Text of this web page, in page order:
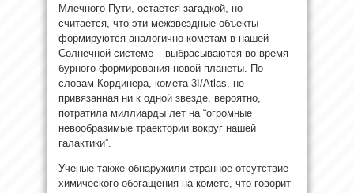
Млечного Пути, остается загадкой, но
считается, что эти межзвездные объекты
формируются аналогично кометам в нашей
Солнечной системе – выбрасываются во время
бурного формирования новой планеты. По
словам Кординера, комета 3I/Atlas, не
привязанная ни к одной звезде, вероятно,
потратила миллиарды лет на “огромные
невообразимые траектории вокруг нашей
галактики”.
Ученые также обнаружили странное отсутствие
химического обогащения на комете, что говорит